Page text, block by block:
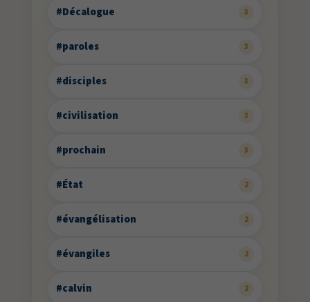
#Décalogue 3
#paroles 3
#disciples 3
#civilisation 3
#prochain 3
#État 2
#évangélisation 2
#évangiles 2
#calvin 2